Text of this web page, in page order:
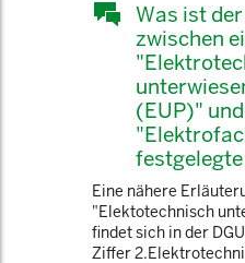
Was ist
zwischen
(EUP)"
Eine nähere
"Elektotechnisch
findet sich in der
Ziffer